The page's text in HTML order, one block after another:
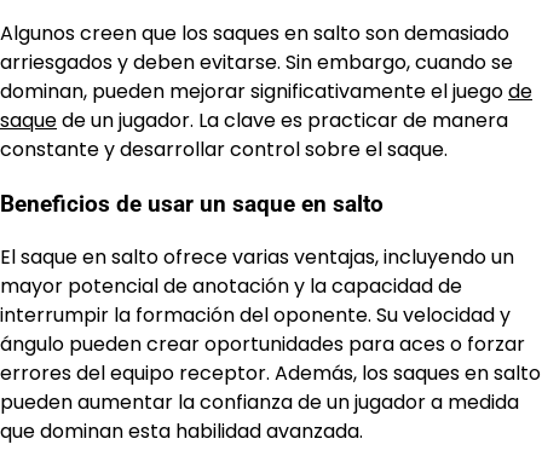
Algunos creen que los saques en salto son demasiado
arriesgados y deben evitarse. Sin embargo, cuando se
dominan, pueden mejorar significativamente el juegode
saquede un jugador. La clave es practicar de manera
constante y desarrollar control sobre el saque.
Beneficios de usar un saque en salto
El saque en salto ofrece varias ventajas, incluyendo un
mayor potencial de anotación y la capacidad de
interrumpir la formación del oponente. Su velocidad y
ángulo pueden crear oportunidades para aces o forzar
errores del equipo receptor. Además, los saques en salto
pueden aumentar la confianza de un jugador a medida
que dominan esta habilidad avanzada.